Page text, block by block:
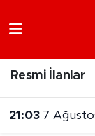
Resmi İlanlar
21:03 7
Samsun